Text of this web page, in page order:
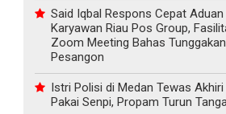
Said Iqbal Respons Cepat Aduan
Karyawan Riau Pos Group,
Zoom Meeting Bahas Tunggakan
Pesangon
Istri Polisi di Medan Tewas Akhiri
Pakai Senpi, Propam Turun